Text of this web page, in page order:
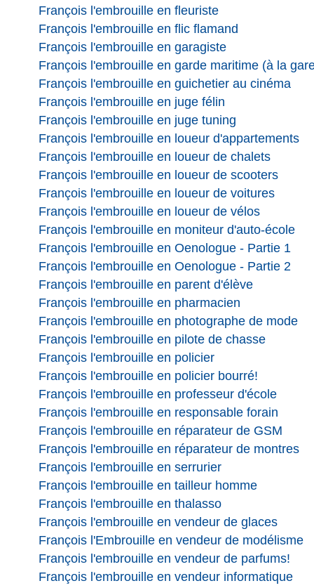
François l'embrouille en fleuriste
François l'embrouille en flic flamand
François l'embrouille en garagiste
François l'embrouille en garde maritime (à la
François l'embrouille en guichetier au cinéma
François l'embrouille en juge félin
François l'embrouille en juge tuning
François l'embrouille en loueur d'appartements
François l'embrouille en loueur de chalets
François l'embrouille en loueur de scooters
François l'embrouille en loueur de voitures
François l'embrouille en loueur de vélos
François l'embrouille en moniteur d'auto-école
François l'embrouille en Oenologue - Partie 1
François l'embrouille en Oenologue - Partie 2
François l'embrouille en parent d'élève
François l'embrouille en pharmacien
François l'embrouille en photographe de mode
François l'embrouille en pilote de chasse
François l'embrouille en policier
François l'embrouille en policier bourré!
François l'embrouille en professeur d'école
François l'embrouille en responsable forain
François l'embrouille en réparateur de GSM
François l'embrouille en réparateur de montres
François l'embrouille en serrurier
François l'embrouille en tailleur homme
François l'embrouille en thalasso
François l'embrouille en vendeur de glaces
François l'Embrouille en vendeur de modélisme
François l'embrouille en vendeur de parfums!
François l'embrouille en vendeur informatique